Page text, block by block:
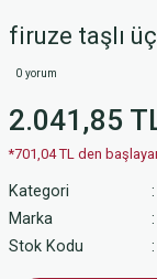
firuze taşlı
0 yorum
2.041,85
*701,04 TL den
Kategori
Marka
Stok Kodu